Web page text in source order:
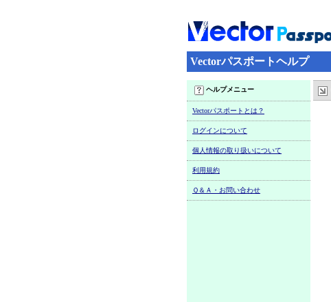
Vectorパスポートヘルプ
ヘルプメニュー
Vectorパスポートとは？
ログインについて
個人情報の取り扱いについて
利用規約
Ｑ＆Ａ・お問い合わせ